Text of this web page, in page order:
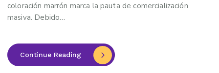
coloración marrón marca la pauta de comercialización
masiva. Debido…
Continue Reading